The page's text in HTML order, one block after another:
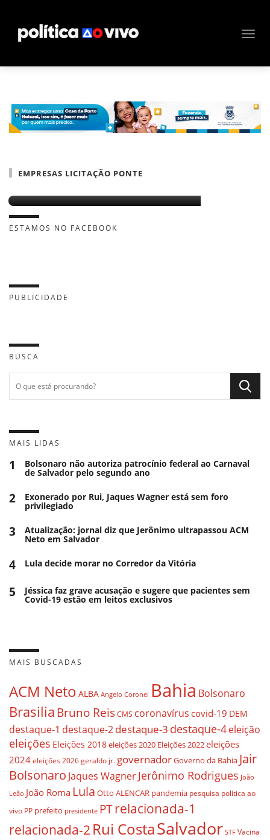
EMPRESAS LICITAÇÃO PONTE
ESTAMOS NO FACEBOOK
PUBLICIDADE
BUSCA
MAIS LIDAS
1 Bolsonaro não autoriza patrocínio federal ao Carnaval
de Salvador pelo segundo ano
2 Exonerado por Rui, Jaques Wagner está sem foro
privilegiado
3 Atualização: jornal diz que Jerônimo ultrapassou ACM
Neto em Salvador
4 Lula decide morar no Corredor da Vitória
5 Jéssica faz grave acusação e sugere que pacientes sem
Covid-19 estão em leitos exclusivos
MAIS BUSCADAS
ACM Neto ALBA Angelo Coronel Bahia Bolsonaro
BrasiliaBruno ReisCMS coronavírus covid-19 DEM
destaque-1 destaque-2destaque-3 destaque-4eleição
eleições Eleições 2018eleições 2020 Eleições 2022eleições
2024 eleições 2026 geraldo jr. governadorGoverno da Bahia Jair
Bolsonaro Jaques WagnerJerônimo Rodrigues João
Leão João Roma Lula Otto ALENCAR pandemia pesquisa política ao
vivo PP prefeito presidente PTrelacionada-1
relacionada-2 Rui CostaSalvador STF Vacina